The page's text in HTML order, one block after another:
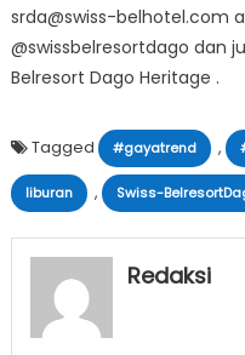
srda@swiss-belhotel.com
@swissbelresortdago dan
Belresort Dago Heritage .
Tagged #gayatrend ,
liburan , Swiss-
Redaksi